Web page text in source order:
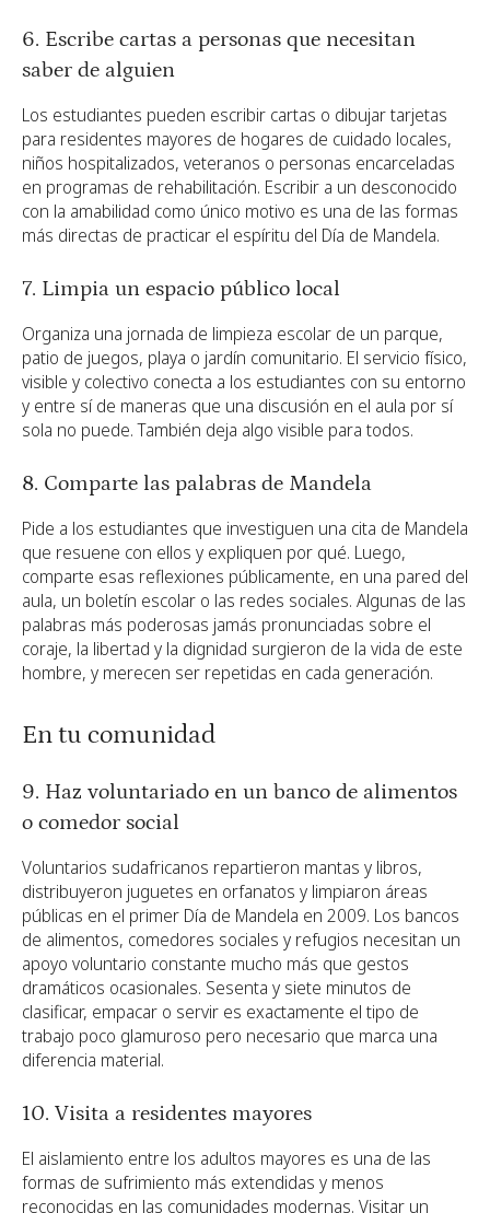
6. Escribe cartas a personas que necesitan
saber de alguien
Los estudiantes pueden escribir cartas o dibujar tarjetas
para residentes mayores de hogares de cuidado locales,
niños hospitalizados, veteranos o personas encarceladas
en programas de rehabilitación. Escribir a un desconocido
con la amabilidad como único motivo es una de las formas
más directas de practicar el espíritu del Día de Mandela.
7. Limpia un espacio público local
Organiza una jornada de limpieza escolar de un parque,
patio de juegos, playa o jardín comunitario. El servicio físico,
visible y colectivo conecta a los estudiantes con su entorno
y entre sí de maneras que una discusión en el aula por sí
sola no puede. También deja algo visible para todos.
8. Comparte las palabras de Mandela
Pide a los estudiantes que investiguen una cita de Mandela
que resuene con ellos y expliquen por qué. Luego,
comparte esas reflexiones públicamente, en una pared del
aula, un boletín escolar o las redes sociales. Algunas de las
palabras más poderosas jamás pronunciadas sobre el
coraje, la libertad y la dignidad surgieron de la vida de este
hombre, y merecen ser repetidas en cada generación.
En tu comunidad
9. Haz voluntariado en un banco de alimentos
o comedor social
Voluntarios sudafricanos repartieron mantas y libros,
distribuyeron juguetes en orfanatos y limpiaron áreas
públicas en el primer Día de Mandela en 2009. Los bancos
de alimentos, comedores sociales y refugios necesitan un
apoyo voluntario constante mucho más que gestos
dramáticos ocasionales. Sesenta y siete minutos de
clasificar, empacar o servir es exactamente el tipo de
trabajo poco glamuroso pero necesario que marca una
diferencia material.
10. Visita a residentes mayores
El aislamiento entre los adultos mayores es una de las
formas de sufrimiento más extendidas y menos
reconocidas en las comunidades modernas. Visitar un